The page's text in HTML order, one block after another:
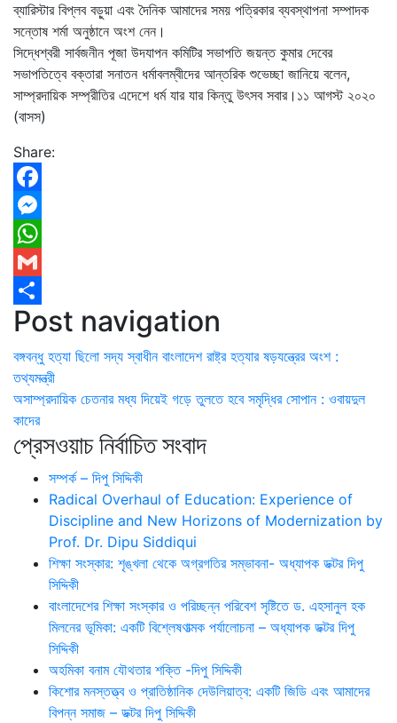
ব্যারিস্টার বিপ্লব বড়ুয়া এবং দৈনিক আমাদের সময় পত্রিকার ব্যবস্থাপনা সম্পাদক
সন্তোষ শর্মা অনুষ্ঠানে অংশ নেন।
সিদ্ধেশ্বরী সার্বজনীন পূজা উদযাপন কমিটির সভাপতি জয়ন্ত কুমার দেবের
সভাপতিত্বে বক্তারা সনাতন ধর্মাবলম্বীদের আন্তরিক শুভেচ্ছা জানিয়ে বলেন,
সাম্প্রদায়িক সম্প্রীতির এদেশে ধর্ম যার যার কিন্তু উৎসব সবার।১১ আগস্ট ২০২০
(বাসস)
Share:
Facebook
Messenger
WhatsApp
Gmail
Share
Post navigation
বঙ্গবন্ধু হত্যা ছিলো সদ্য স্বাধীন বাংলাদেশ রাষ্ট্র হত্যার ষড়যন্ত্রের অংশ :
তথ্যমন্ত্রী
অসাম্প্রদায়িক চেতনার মধ্য দিয়েই গড়ে তুলতে হবে সমৃদ্ধির সোপান : ওবায়দুল
কাদের
প্রেসওয়াচ নির্বাচিত সংবাদ
সম্পর্ক – দিপু সিদ্দিকী
Radical Overhaul of Education: Experience of
Discipline and New Horizons of Modernization by
Prof. Dr. Dipu Siddiqui
শিক্ষা সংস্কার: শৃঙ্খলা থেকে অগ্রগতির সম্ভাবনা- অধ্যাপক ডক্টর দিপু
সিদ্দিকী
বাংলাদেশের শিক্ষা সংস্কার ও পরিচ্ছন্ন পরিবেশ সৃষ্টিতে ড. এহসানুল হক
মিলনের ভূমিকা: একটি বিশ্লেষণাত্মক পর্যালোচনা – অধ্যাপক ডক্টর দিপু
সিদ্দিকী
অহমিকা বনাম যৌথতার শক্তি -দিপু সিদ্দিকী
কিশোর মনস্তত্ত্ব ও প্রাতিষ্ঠানিক দেউলিয়াত্ব: একটি জিডি এবং আমাদের
বিপন্ন সমাজ – ডক্টর দিপু সিদ্দিকী